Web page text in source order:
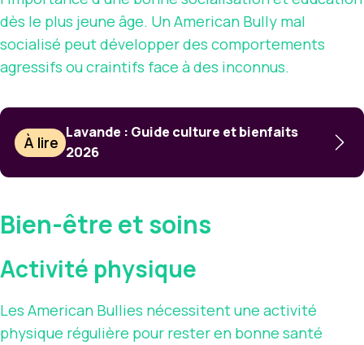
dès le plus jeune âge. Un American Bully mal
socialisé peut développer des comportements
agressifs ou craintifs face à des inconnus.
À lire
Lavande : Guide culture et bienfaits
2026
Bien-être et soins
Activité physique
Les American Bullies nécessitent une activité
physique régulière pour rester en bonne santé